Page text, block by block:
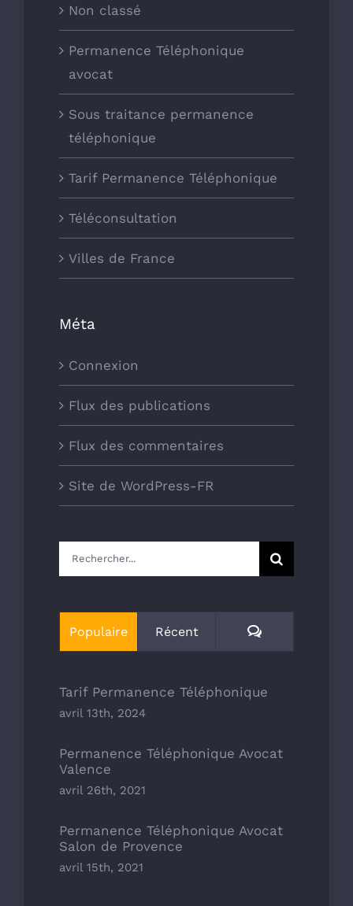
Non classé
Permanence Téléphonique
avocat
Sous traitance permanence
téléphonique
Tarif Permanence Téléphonique
Téléconsultation
Villes de France
Méta
Connexion
Flux des publications
Flux des commentaires
Site de WordPress-FR
Rechercher:
Populaire Récent Commentaires
Tarif Permanence Téléphonique
avril 13th, 2024
Permanence Téléphonique Avocat
Valence
avril 26th, 2021
Permanence Téléphonique Avocat
Salon de Provence
avril 15th, 2021